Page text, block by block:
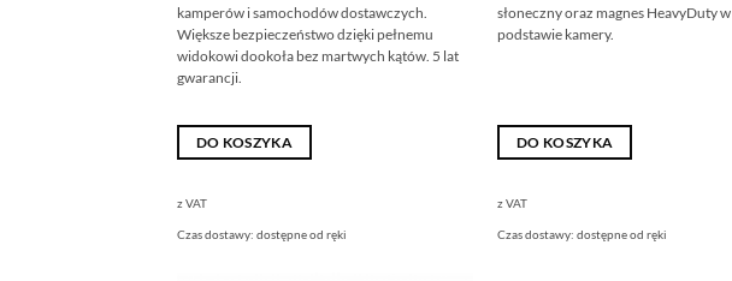
kamperów i samochodów dostawczych.
Większe bezpieczeństwo dzięki pełnemu
widokowi dookoła bez martwych kątów. 5 lat
gwarancji.
DO KOSZYKA
z VAT
Czas dostawy: dostępne od ręki
słoneczny oraz magnes HeavyDuty w
podstawie kamery.
DO KOSZYKA
z VAT
Czas dostawy:dostępne od ręki